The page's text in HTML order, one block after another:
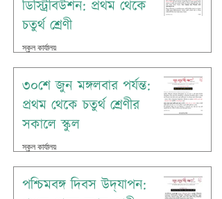
ডিস্ট্রিবিউশন: প্রথম থেকে
চতুর্থ শ্রেণী
স্কুল কার্যালয়
৩০শে জুন মঙ্গলবার পর্যন্ত:
প্রথম থেকে চতুর্থ শ্রেণীর
সকালে স্কুল
স্কুল কার্যালয়
পশ্চিমবঙ্গ দিবস উদ্‌যাপন: